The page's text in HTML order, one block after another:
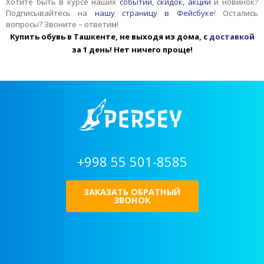
Подписывайтесь на нашу страницу в Фейсбуке! Остались
вопросы? Звоните – ответим!
Купить обувь в Ташкенте, не выходя из дома, с доставкой
за 1 день! Нет ничего проще!
+998 55 501-8585
ЗАКАЗАТЬ ОБРАТНЫЙ
ЗВОНОК